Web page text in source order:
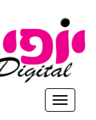
תפריט